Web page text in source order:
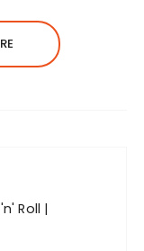
Roll